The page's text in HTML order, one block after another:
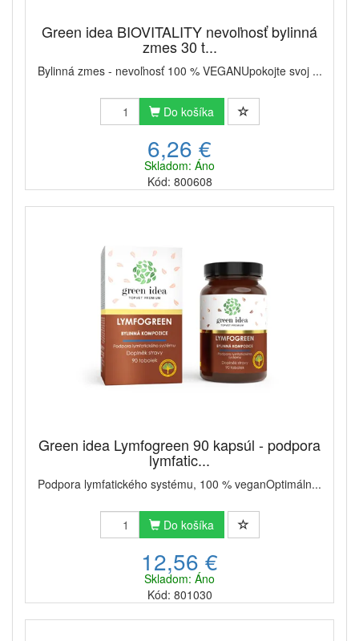
Green idea BIOVITALITY nevoľnosť bylinná
zmes 30 t...
Bylinná zmes - nevoľnosť 100 % VEGANUpokojte svoj ...
Do košíka
6,26 €
Skladom: Áno
Kód: 800608
Green idea Lymfogreen 90 kapsúl - podpora
lymfatic...
Podpora lymfatického systému, ​100 % veganOptimáln...
Do košíka
12,56 €
Skladom: Áno
Kód: 801030